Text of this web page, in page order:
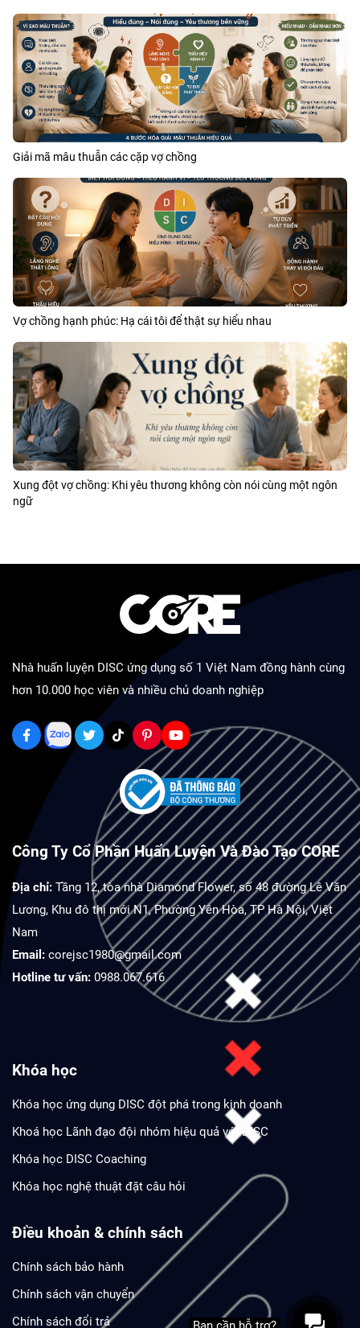
Giải mã mâu thuẫn các cặp vợ chồng
Vợ chồng hạnh phúc: Hạ cái tôi để thật sự hiểu nhau
Xung đột vợ chồng: Khi yêu thương không còn nói cùng một ngôn
ngữ
Nhà huấn luyện DISC ứng dụng số 1 Việt Nam đồng hành cùng
hơn 10.000 học viên và nhiều chủ doanh nghiệp
Công Ty Cổ Phần Huấn Luyện Và Đào Tạo CORE
Địa chỉ: Tầng 12, tòa nhà Diamond Flower, số 48 đường Lê Văn
Lương, Khu đô thị mới N1, Phường Yên Hòa, TP Hà Nội, Việt
Nam
Email: corejsc1980@gmail.com
Hotline tư vấn: 0988.067.616
Khóa học
Khóa học ứng dụng DISC đột phá trong kinh doanh
Khoá học Lãnh đạo đội nhóm hiệu quả với DISC
Khóa học DISC Coaching
Khóa học nghệ thuật đặt câu hỏi
Điều khoản & chính sách
Chính sách bảo hành
Chính sách vận chuyển
Chính sách đổi trả